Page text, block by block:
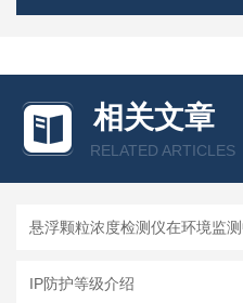
相关文章
RELATED ARTICLES
IP防护等级介绍